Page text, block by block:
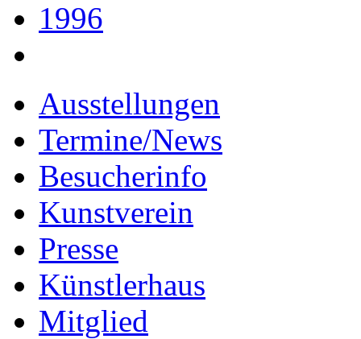
1996
Ausstellungen
Termine/News
Besucherinfo
Kunstverein
Presse
Künstlerhaus
Mitglied